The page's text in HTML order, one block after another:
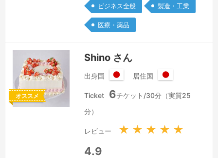
ピュータ関連の会社数社に勤務経験があ
ります。パンデミック以前には、日本か
らの自治体関連のお客様に同行して通訳
査 …続きを見る »
ビジネス全般 製造・工業
医療・薬品
オススメ
Shino さん
出身国
本
居住国
本
Ticket 6チケット/30分（実質25
分）
レビュー ★ ★ ★ ★ ★
4.9